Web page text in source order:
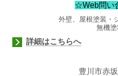
☆Web問い
外壁、屋根塗装・
無機
詳細はこちらへ
豊川市赤